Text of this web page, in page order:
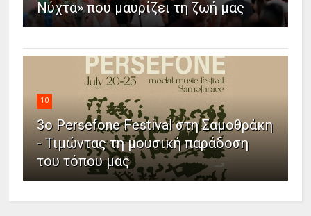
Νύχτα» που μαυρίζει τη ζωή μας
10
3ο Persefone Festival στη Σαμοθράκη
- Τιμώντας τη μουσική παράδοση
του τόπου μας